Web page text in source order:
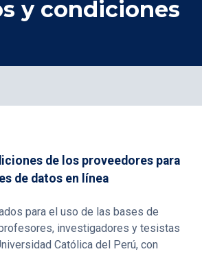
y condiciones
de los proveedores para
de datos en línea
para el uso de las bases de
investigadores y tesistas
Católica del Perú, con